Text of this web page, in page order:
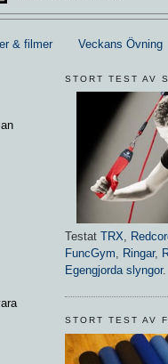
& filmer Veckans Övning
STORT TEST AV
Testat TRX,
FuncGym, Ringar,
Egengjorda slyngor.
STORT TEST AV